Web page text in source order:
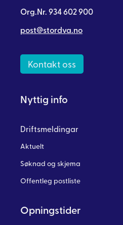
Org.Nr. 934 602 900
post@stordva.no
Kontakt oss
Nyttig info
Driftsmeldingar
Aktuelt
Søknad og skjema
Offentleg postliste
Opningstider